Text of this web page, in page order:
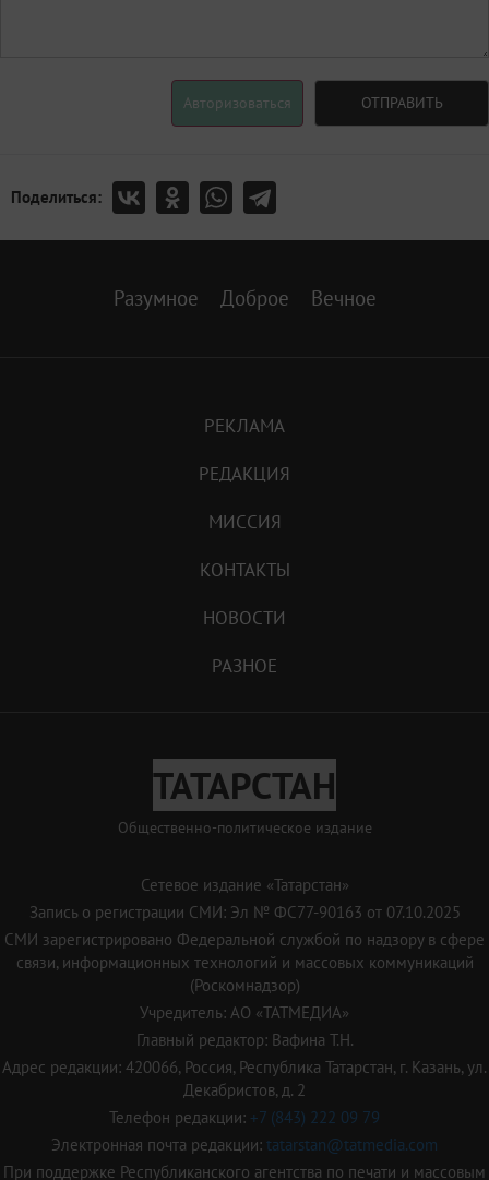
Авторизоваться ОТПРАВИТЬ
Поделиться:
Разумное Доброе Вечное
РЕКЛАМА
РЕДАКЦИЯ
МИССИЯ
КОНТАКТЫ
НОВОСТИ
РАЗНОЕ
ТАТАРСТАН
Общественно-политическое издание
Сетевое издание «Татарстан»
Запись о регистрации СМИ: Эл № ФС77-90163 от 07.10.2025
СМИ зарегистрировано Федеральной службой по надзору в сфере
связи, информационных технологий и массовых коммуникаций
(Роскомнадзор)
Учредитель: АО «ТАТМЕДИА»
Главный редактор: Вафина Т.Н.
Адрес редакции: 420066, Россия, Республика Татарстан, г. Казань, ул.
Декабристов, д. 2
Телефон редакции: +7 (843) 222 09 79
Электронная почта редакции: tatarstan@tatmedia.com
При поддержке Республиканского агентства по печати и массовым